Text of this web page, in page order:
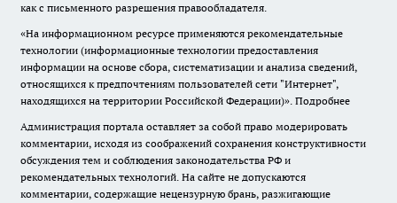
как с письменного разрешения правообладателя.
«На информационном ресурсе применяются рекомендательные
технологии (информационные технологии предоставления
информации на основе сбора, систематизации и анализа сведений,
относящихся к предпочтениям пользователей сети "Интернет",
находящихся на территории Российской Федерации)». Подробнее
Администрация портала оставляет за собой право модерировать
комментарии, исходя из соображений сохранения конструктивности
обсуждения тем и соблюдения законодательства РФ и
рекомендательных технологий. На сайте не допускаются
комментарии, содержащие нецензурную брань, разжигающие